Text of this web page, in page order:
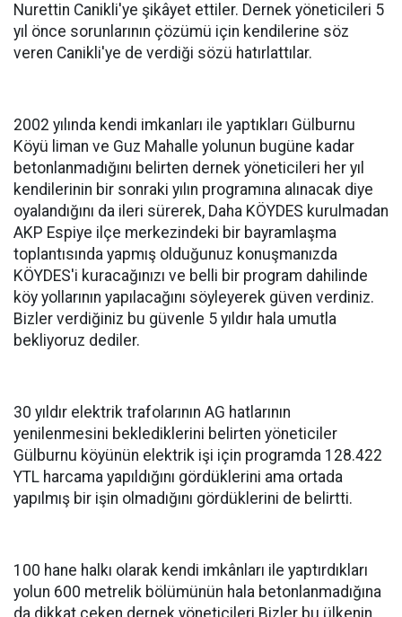
Nurettin Canikli'ye şikâyet ettiler. Dernek yöneticileri 5
yıl önce sorunlarının çözümü için kendilerine söz
veren Canikli'ye de verdiği sözü hatırlattılar.
2002 yılında kendi imkanları ile yaptıkları Gülburnu
Köyü liman ve Guz Mahalle yolunun bugüne kadar
betonlanmadığını belirten dernek yöneticileri her yıl
kendilerinin bir sonraki yılın programına alınacak diye
oyalandığını da ileri sürerek, Daha KÖYDES kurulmadan
AKP Espiye ilçe merkezindeki bir bayramlaşma
toplantısında yapmış olduğunuz konuşmanızda
KÖYDES'i kuracağınızı ve belli bir program dahilinde
köy yollarının yapılacağını söyleyerek güven verdiniz.
Bizler verdiğiniz bu güvenle 5 yıldır hala umutla
bekliyoruz dediler.
30 yıldır elektrik trafolarının AG hatlarının
yenilenmesini beklediklerini belirten yöneticiler
Gülburnu köyünün elektrik işi için programda 128.422
YTL harcama yapıldığını gördüklerini ama ortada
yapılmış bir işin olmadığını gördüklerini de belirtti.
100 hane halkı olarak kendi imkânları ile yaptırdıkları
yolun 600 metrelik bölümünün hala betonlanmadığına
da dikkat çeken dernek yöneticileri Bizler bu ülkenin